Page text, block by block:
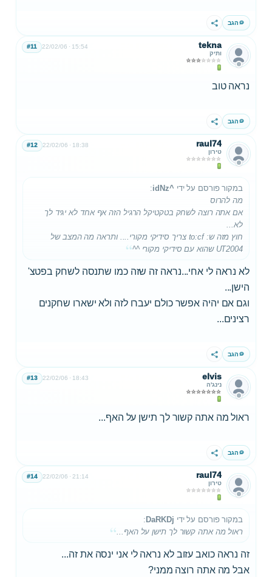
הגב שתף
tekna
ותיק
22/02/06 15:54
#11
נראה טוב
הגב שתף
raul74
טירון
22/02/06 18:38
#12
במקור פורסם על ידי ^idNz
:
מה להרוס
אם אתה רוצה לשחק בטקטיקל הרגיל הזה אף אחד לא יגיד לך
לא...
חוץ מזה ש: to:cf צריך סידיקי מקורי.... ותראה מה המצב של
UT2004 שהוא עם סידיקי מקורי ^^
לא נראה לי אחי...נראה זה שזה כמו שתנסה לשחק בפטצ'
הישן...
וגם אם יהיה אפשר כולם יעברו לזה ולא ישארו שחקנים
רצינים...
הגב שתף
elvis
נינג'ה
22/02/06 18:43
#13
ראול מה אתה קשור לך תישן על האף...
הגב שתף
raul74
טירון
22/02/06 21:14
#14
במקור פורסם על ידי DaRKDj
:
ראול מה אתה קשור לך תישן על האף...
זה נראה כואב עזוב לא נראה לי אני ינסה את זה...
אבל מה אתה רוצה ממני?